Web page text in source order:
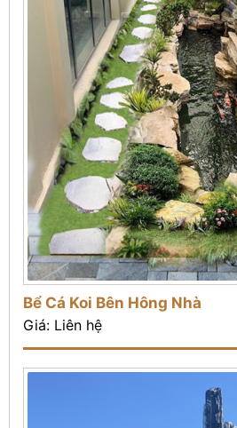
Bể Cá Koi Bên Hông Nhà
Giá: Liên hệ